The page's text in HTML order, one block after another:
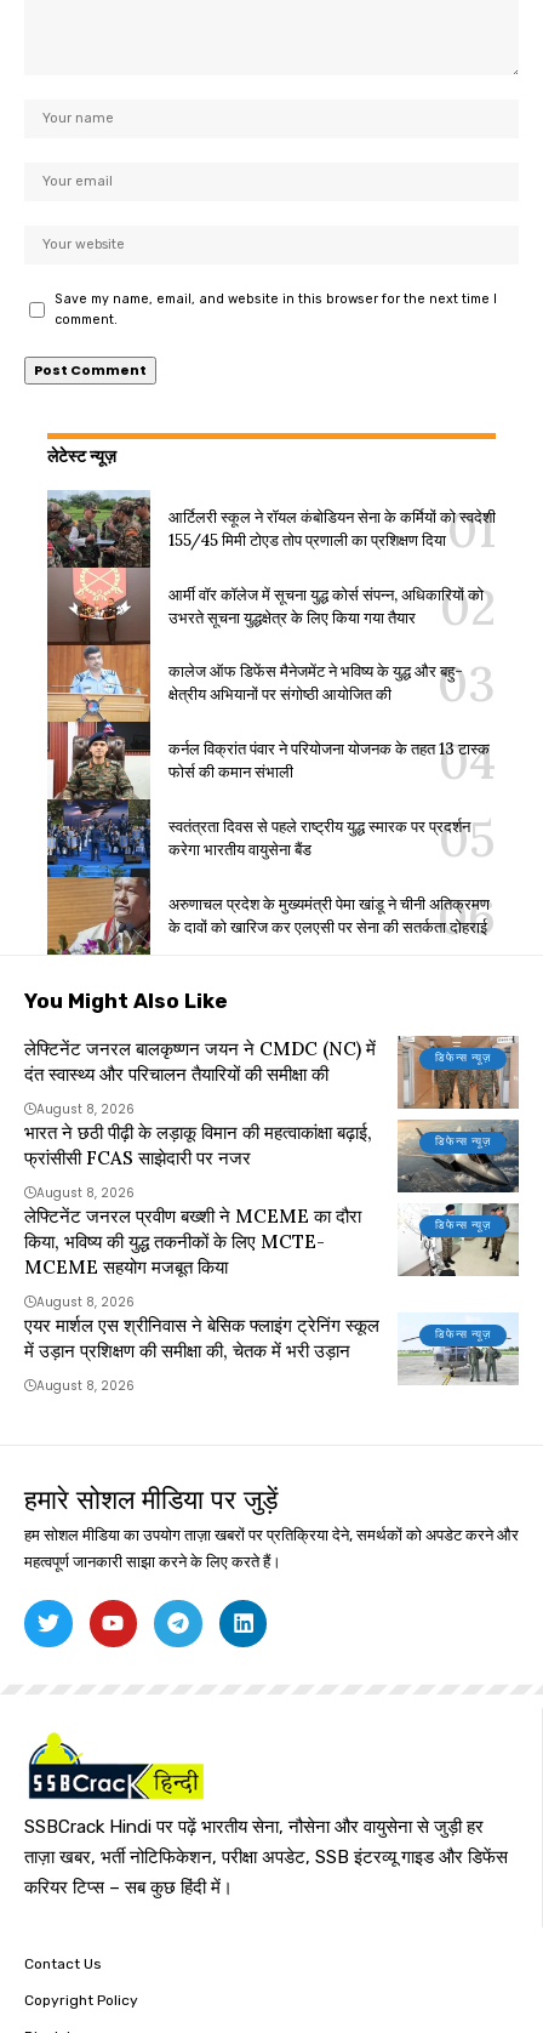
Save my name, email, and website in this browser for the next time I
comment.
लेटेस्ट न्यूज़
आर्टिलरी स्कूल ने रॉयल कंबोडियन सेना के कर्मियों को स्वदेशी
155/45 मिमी टोएड तोप प्रणाली का प्रशिक्षण दिया
आर्मी वॉर कॉलेज में सूचना युद्ध कोर्स संपन्न, अधिकारियों को
उभरते सूचना युद्धक्षेत्र के लिए किया गया तैयार
कालेज ऑफ डिफेंस मैनेजमेंट ने भविष्य के युद्ध और बहु-
क्षेत्रीय अभियानों पर संगोष्ठी आयोजित की
कर्नल विक्रांत पंवार ने परियोजना योजनक के तहत 13 टास्क
फोर्स की कमान संभाली
स्वतंत्रता दिवस से पहले राष्ट्रीय युद्ध स्मारक पर प्रदर्शन
करेगा भारतीय वायुसेना बैंड
अरुणाचल प्रदेश के मुख्यमंत्री पेमा खांडू ने चीनी अतिक्रमण
के दावों को खारिज कर एलएसी पर सेना की सतर्कता दोहराई
You Might Also Like
डिफेन्स न्यूज़
लेफ्टिनेंट जनरल बालकृष्णन जयन ने CMDC (NC) में
दंत स्वास्थ्य और परिचालन तैयारियों की समीक्षा की
August 8, 2026
डिफेन्स न्यूज़
भारत ने छठी पीढ़ी के लड़ाकू विमान की महत्वाकांक्षा बढ़ाई,
फ्रांसीसी FCAS साझेदारी पर नजर
August 8, 2026
डिफेन्स न्यूज़
लेफ्टिनेंट जनरल प्रवीण बख्शी ने MCEME का दौरा
किया, भविष्य की युद्ध तकनीकों के लिए MCTE-
MCEME सहयोग मजबूत किया
August 8, 2026
डिफेन्स न्यूज़
एयर मार्शल एस श्रीनिवास ने बेसिक फ्लाइंग ट्रेनिंग स्कूल
में उड़ान प्रशिक्षण की समीक्षा की, चेतक में भरी उड़ान
August 8, 2026
हमारे सोशल मीडिया पर जुड़ें
हम सोशल मीडिया का उपयोग ताज़ा खबरों पर प्रतिक्रिया देने, समर्थकों को अपडेट करने और
महत्वपूर्ण जानकारी साझा करने के लिए करते हैं।
SSBCrack Hindi पर पढ़ें भारतीय सेना, नौसेना और वायुसेना से जुड़ी हर
ताज़ा खबर, भर्ती नोटिफिकेशन, परीक्षा अपडेट, SSB इंटरव्यू गाइड और डिफेंस
करियर टिप्स – सब कुछ हिंदी में।
Contact Us
Copyright Policy